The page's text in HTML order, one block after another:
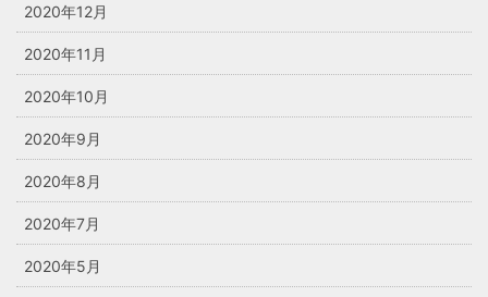
2020年12月
2020年11月
2020年10月
2020年9月
2020年8月
2020年7月
2020年5月